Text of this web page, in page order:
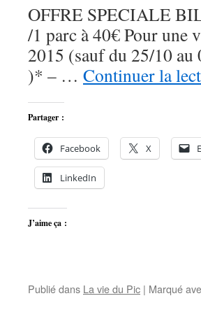
OFFRE SPECIALE
/1 parc à 40€ Pour une
2015 (sauf du 25/10
)* – … Continuer la
Partager :
Facebook X
LinkedIn
J’aime ça :
Publié dans La vie du Pic | Marqué